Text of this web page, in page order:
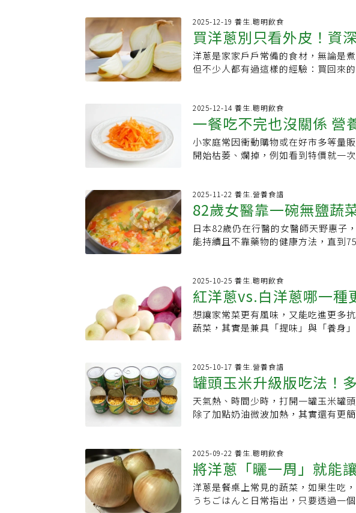
在意口感，可將食材分裝冷凍備用，
也可剝皮冷凍；洋蔥則能切丁後分裝
蘿蔔等根莖類，因冷凍後口感容易變
爽脆、辛辣，適合煎炸等口感料理。
斷，口感會較為軟嫩、香甜，適合燉
都是將洋蔥煮食吃，不過洪永祥指出
刺激性強，並非人人能接受，熟食則
末期者且有高血磷血鉀，尤其是需要
容易導致營養價值的損失，炒、蒸和
洋蔥壓碎，可以保留其健康益處；或
洋蔥整顆買，不要買切好的半成品最
硬、無斑點或發芽的完整洋蔥，不要
源】．《verywell health》 ．《鮮享
資訊整合平台》 ．《洪永祥醫師的慢
燥、通風處，避免陽光直射，以免發
保存，並用保鮮膜包好或放入密封容
～10天，熟洋蔥冷藏約3～5天。而洋
適合用於熟食料理。下次切洋蔥前，
流眼淚，也能讓下廚過程更輕鬆。
如前所述羽絨越貼近身體保暖效果越
的做法是將羽絨被覆蓋在身上，最外
鉀、鈣、磷，而且它跟大蒜一樣有含
免疫力及防癌的作用。洋蔥還含有酚
糧署也指出，每年12月到隔年4月盛
蔥，能提升免疫力，減少感冒機率。
洋蔥依外皮顏色不同，吃起來的口感
厚水分多呈白色，口感柔嫩細緻，水
紫皮洋蔥：外皮紫色或紫紅色，肉薄
料理配色但其實黃皮、紫皮和白皮洋
花青素能抗氧化，而黃洋蔥味道比較
物質的寶庫。紅洋蔥皮富含抗衰老的
度的槲皮素（Quercetin）。《Health
層果肉高出十幾倍，這是一種強效的
達成膳食纖維目標洋蔥皮含有更高比
防大腸癌，還能穩定血糖並增加飽足
因為外皮纖維極硬，不僅難以咀嚼、
者，會造成負擔。並且外層較可能殘
清洗，烹調後再食用。至於洋蔥皮要
煮湯、燉菜時，加入湯裡增添風味，
蔥，因為經常會切到「淚臉滿面」！
快速優雅的處理洋蔥。5步驟處理洋蔥
分鐘4.用抽油煙機5.戴護目鏡【資料
署》臉書粉絲專頁 ．《食農教育資訊
2025-12-19 養生.聰明飲食
買洋蔥別只看外皮！資
軟爛洋蔥」
洋蔥是家家戶戶常備的食材，無論是
但不少人都有過這樣的經驗：買回來
蔥時只看大小、外皮顏色，卻忽略了
料理時，切開才發現洋蔥發黑、出水
受打擊。蔬菜專家提醒：關鍵在「洋
蔬果相關工作超過10年，在社群平台
最重要的不是看外皮，而是檢查洋蔥
選的超市測試後發現，洋蔥的頭部乾
來略帶黏感，輕壓還有彈性；而狀態
法」挑選後，帶回家切開，洋蔥內部
驚喜。為何頭部能看出端倪？洋蔥通
一旦本身已受損，不僅保存期限縮短
裝洋蔥時，記得親手檢查頭部是否乾
雷機率。
2025-12-14 養生.聰明飲食
一餐吃不完也沒關係 營
冷凍常備
小家庭常因衝動購物或在好市多等量
開始枯萎、爛掉，例如看到特價就一
浪費食材的蔬菜冷凍保存法，她表示
重視減少食材浪費，盡量採用冷凍方
是平常習慣處理後冷凍，既不怕東西
點風味。1.白蘿蔔：整條吃不完也沒
一餐吃不完，通常用掉一半後，剩下
蔔：萬用選手 推薦切絲冷凍紅蘿蔔一
可以吃很久，這時冷凍是最佳解，本
凍切絲的紅蘿蔔用途超廣，可用在煮
是亞洲料理或西式沙拉都很好搭，非
個人習慣切薄片。忙著變出晚餐時，
合燉飯、烤蔬菜等各類料理。4.彩椒
好用的其實是「冷凍彩椒」，它的口
菜、咖哩、燉菜等都能快速加入。本
放入保存袋，可節省冰箱空間。她習
2025-11-22 養生.營養食譜
82歲女醫靠一碗無鹽蔬
她曝要領：把湯當藥喝
日本82歲仍在行醫的女醫師天野惠子
能持續且不靠藥物的健康方法，直到
那年赴醫院進行健康檢查時，於院內
《最強蔬菜湯》。當時她被診斷出高
即為健康著手的事？」書中指出，只
過量活性氧的「植化素」等有效成分
身為內科醫師，特別關注的是這款野
食纖維，便能抑制血糖值急遽上升，
靠切蔬菜、煮湯、喝湯，就能遠離高
言根本是「最佳方法」，於是立刻照
140左右的血壓穩定降到120多，血糖
靠蔬菜本身的甜味與鮮味，就能很好
減鹽越來越輕鬆。無調味蔬菜湯沒味
調味，將蔬菜切塊放入水中煮。剛開
嗎？」但實際喝了之後，才發現蔬菜
逐漸習慣「無調味」的湯之後，過往
2025-10-25 養生.聰明飲食
紅洋蔥vs.白洋蔥哪一種
素」的區別
想讓家常菜更有風味，又能吃進更多
蔬菜，其實是兼具「提味」與「養身
點提出了專業解析。營養含量其實差
不同，但紅洋蔥與白洋蔥的基本營養
料，每100克紅洋蔥約含44卡、1克
蛋白質、1克纖維。兩者皆低脂、低鈉
紅洋蔥富含花青素與槲皮素（
降低癌症風險的潛力。根據《營養前
素與槲皮素能幫助抑制癌細胞生長、
失。此外，紅洋蔥也含豐富鉀與磷，
議，可將生紅洋蔥加入希臘沙拉或三
2025-10-17 養生.營養食譜
罐頭玉米升級版吃法！
更豐富
天氣熱、時間少時，打開一罐玉米罐
除了加點奶油微波加熱，其實還有更
讓甜味更濃，也能帶出自然的鮮味。
蔬菜高湯、雞湯、牛骨湯都很合適，
一致性。做法也非常簡單：將玉米罐
一罐約 425 公克的玉米為例），煮滾
香氣與滑順度都會大幅提升。想再升
2025-09-22 養生.聰明飲食
將洋蔥「曬一周」就能
家：還可添加美味度
洋蔥是餐桌上常見的蔬菜，如果生吃
うちごはんと日常指出，只要透過一